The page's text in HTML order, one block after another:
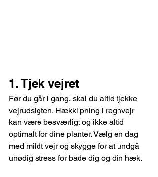
1. Tjek vejret
Før du går i gang, skal du altid tjekke
vejrudsigten. Hækklipning i regnvejr
kan være besværligt og ikke altid
optimalt for dine planter. Vælg en dag
med mildt vejr og skygge for at undgå
unødig stress for både dig og din hæk.